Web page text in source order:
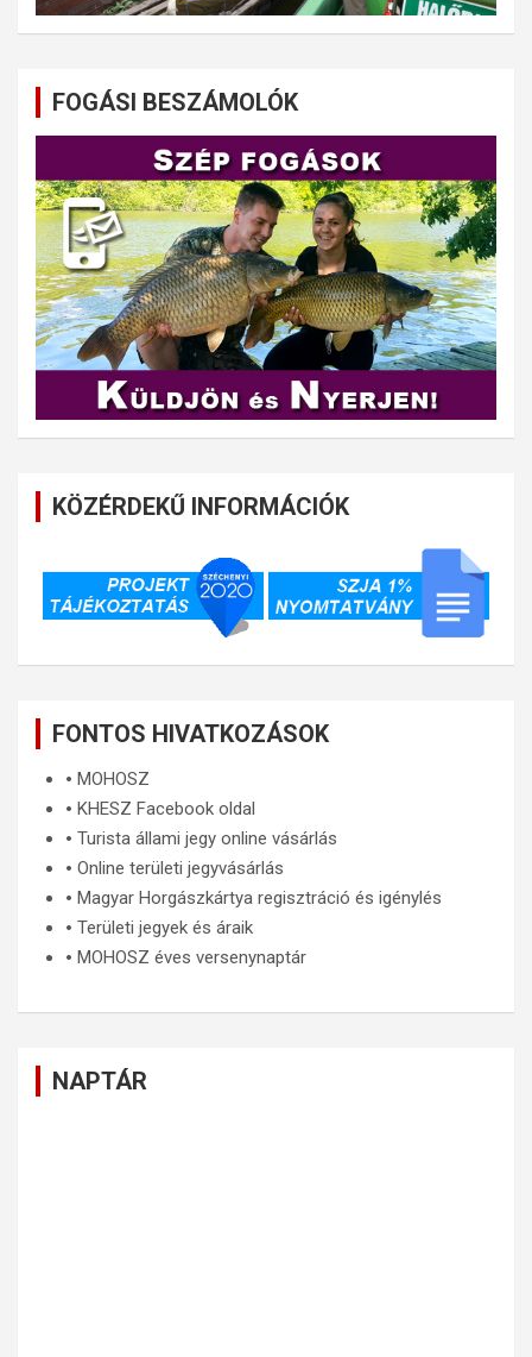
FOGÁSI BESZÁMOLÓK
KÖZÉRDEKŰ INFORMÁCIÓK
FONTOS HIVATKOZÁSOK
🞄 MOHOSZ
🞄 KHESZ Facebook oldal
🞄 Turista állami jegy online vásárlás
🞄 Online területi jegyvásárlás
🞄 Magyar Horgászkártya regisztráció és igénylés
🞄 Területi jegyek és áraik
🞄 MOHOSZ éves versenynaptár
NAPTÁR